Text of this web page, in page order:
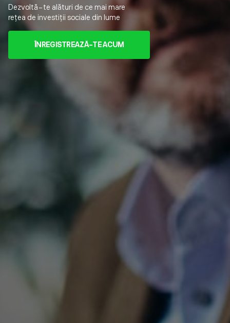
Dezvoltă-te alături de ce mai mare
rețea de investiții sociale din lume
ÎNREGISTREAZĂ-TE ACUM